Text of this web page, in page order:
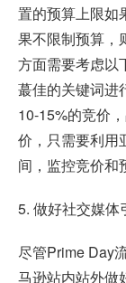
置的预算上限如
果不限制预算，
方面需要考虑以
蕞佳的关键词进
10-15%的竞价
价，只需要利用
间，监控竞价和
5. 做好社交媒体
尽管Prime Day
马逊站内站外做